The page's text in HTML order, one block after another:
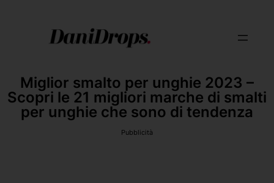
Miglior smalto per unghie 2023 –
Scopri le 21 migliori marche di smalti
per unghie che sono di tendenza
Pubblicità